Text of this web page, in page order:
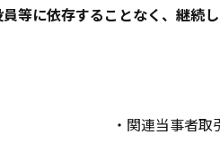
等に依存することなく、継続
・関連当事者取